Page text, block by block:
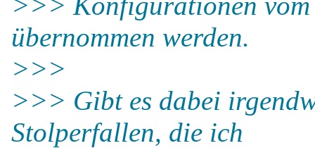
übernommen werden.
>>>
>>> Gibt es dabei
Stolperfallen, die ich